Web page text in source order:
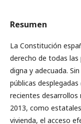
Resumen
La Constitución
derecho de todas las
digna y adecuada.
públicas
recientes
2013, como
vivienda, el acceso